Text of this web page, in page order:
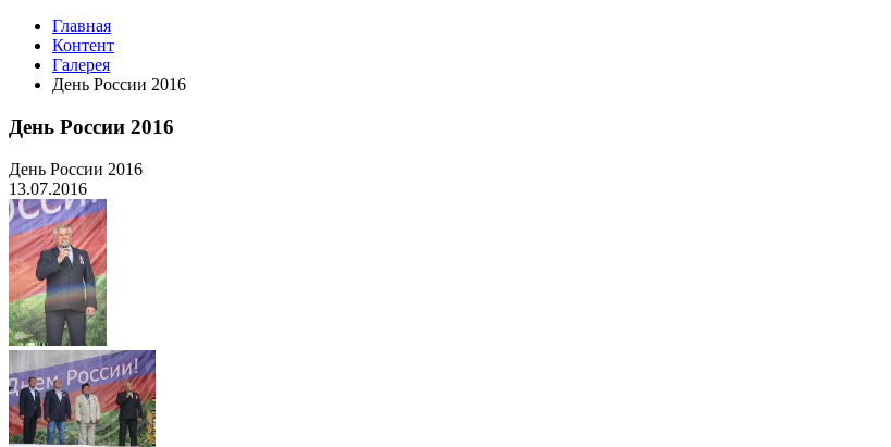
Главная
Контент
Галерея
День России 2016
День России 2016
День России 2016
13.07.2016